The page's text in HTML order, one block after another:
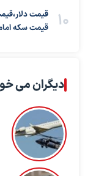
قیمت سکه
دیگران می